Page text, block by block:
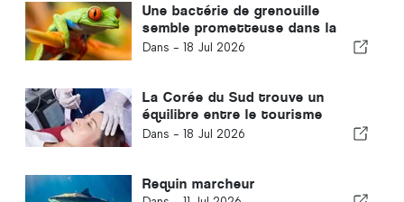
Une bactérie de grenouille
semble prometteuse dans la
lutte contre le cancer
Dans - 18 Jul 2026
La Corée du Sud trouve un
équilibre entre le tourisme
médical et les soins de santé
Dans - 18 Jul 2026
Requin marcheur